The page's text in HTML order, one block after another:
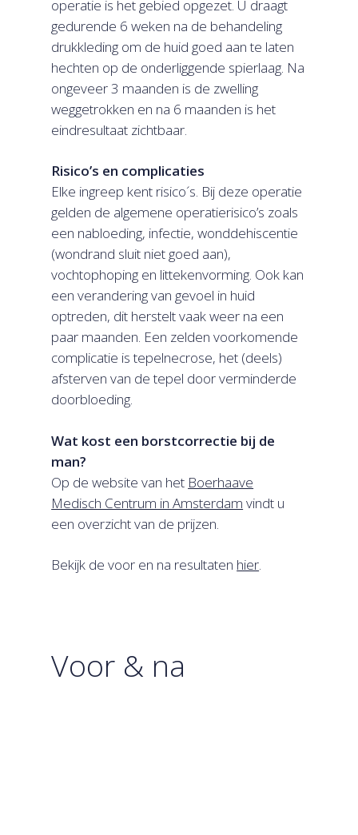
operatie is het gebied opgezet. U draagt
gedurende 6 weken na de behandeling
drukkleding om de huid goed aan te laten
hechten op de onderliggende spierlaag. Na
ongeveer 3 maanden is de zwelling
weggetrokken en na 6 maanden is het
eindresultaat zichtbaar.
Risico’s en complicaties
Elke ingreep kent risico´s. Bij deze operatie
gelden de algemene operatierisico’s zoals
een nabloeding, infectie, wonddehiscentie
(wondrand sluit niet goed aan),
vochtophoping en littekenvorming. Ook kan
een verandering van gevoel in huid
optreden, dit herstelt vaak weer na een
paar maanden. Een zelden voorkomende
complicatie is tepelnecrose, het (deels)
afsterven van de tepel door verminderde
doorbloeding.
Wat kost een borstcorrectie bij de
man?
Op de website van het Boerhaave
Medisch Centrum in Amsterdam vindt u
een overzicht van de prijzen.
Bekijk de voor en na resultaten hier.
Voor & na